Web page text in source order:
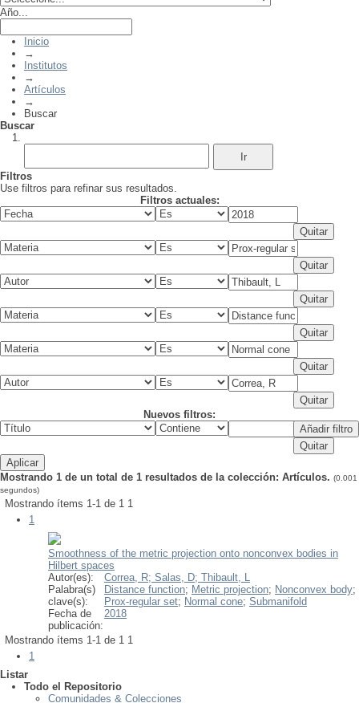
Año...
Inicio
→
Institutos
→
Artículos
→
Buscar
Buscar
Filtros
Use filtros para refinar sus resultados.
Filtros actuales:
Nuevos filtros:
Mostrando 1 de un total de 1 resultados de la colección: Artículos. (0.001
segundos)
Mostrando ítems 1-1 de 1 1
1
Smoothness of the metric projection onto nonconvex bodies in
Hilbert spaces
Autor(es):
Correa, R; Salas, D; Thibault, L
Palabra(s)
clave(s):
Distance function; Metric projection; Nonconvex body;
Prox-regular set; Normal cone; Submanifold
Fecha de
publicación:
2018
Mostrando ítems 1-1 de 1 1
1
Listar
Todo el Repositorio
Comunidades & Colecciones